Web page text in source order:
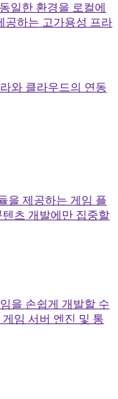
일한 환경을 로컬에
공하는 고가용성 프라
와 클라우드의 연동
을 제공하는 게임 플
츠 개발에만 집중할
을 손쉽게 개발할 수
임 서버 엔진 및 통